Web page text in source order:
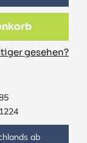
gesehen?
ab